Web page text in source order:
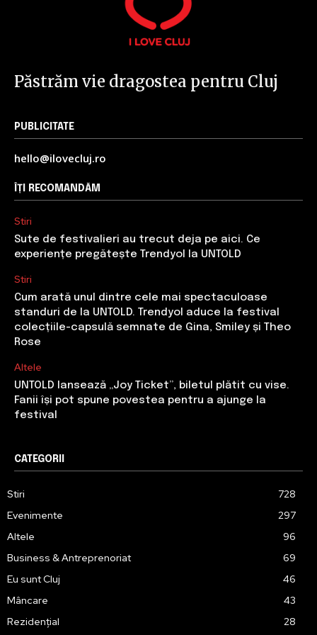
Păstrăm vie dragostea pentru Cluj
PUBLICITATE
hello@ilovecluj.ro
ÎȚI RECOMANDĂM
Stiri
Sute de festivalieri au trecut deja pe aici. Ce
experiențe pregătește Trendyol la UNTOLD
Stiri
Cum arată unul dintre cele mai spectaculoase
standuri de la UNTOLD. Trendyol aduce la festival
colecțiile-capsulă semnate de Gina, Smiley și Theo
Rose
Altele
UNTOLD lansează „Joy Ticket”, biletul plătit cu vise.
Fanii își pot spune povestea pentru a ajunge la
festival
CATEGORII
Stiri
728
Evenimente
297
Altele
96
Business & Antreprenoriat
69
Eu sunt Cluj
46
Mâncare
43
Rezidențial
28